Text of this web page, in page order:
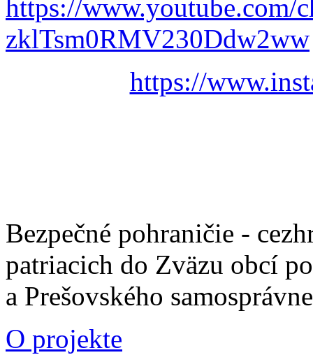
https://www.youtube.com/
zklTsm0RMV230Ddw2ww
https://
Bezpečné pohraničie -
patriacich do Zväzu obcí
a Prešovského
O projekte